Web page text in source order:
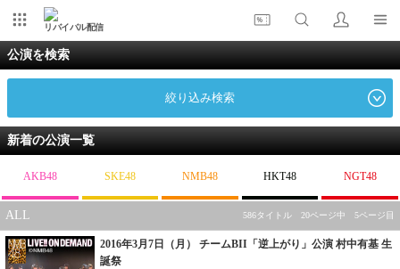
リバイバル配信
公演を検索
絞り込み検索
新着の公演一覧
AKB48 SKE48 NMB48 HKT48 NGT48
ALL 586タイトル 20ページ中 5ページ目
2016年3月7日（月） チームBII「逆上がり」公演 村中有基 生
誕祭